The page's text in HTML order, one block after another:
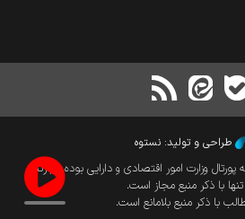
طراحی و تولید: نستوه
وزارت امور اقتصادی و دارایی بوده و بازنشر
با ذکر منبع مجاز است.
با ذکر منبع بلامانع است.